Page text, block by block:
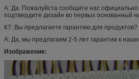
А: Да. Пожалуйста сообщите нас
подтвердите дизайн во первых основанный
К7: Вы предлагаете гарантию для продуктов?
А: Да, мы предлагаем 2-5 лет гарантии к
Изображение: